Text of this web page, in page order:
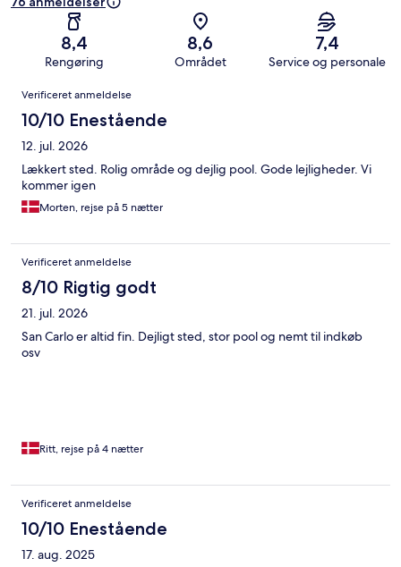
8,4
Rengøring
8,6
Området
7,4
Service og personale
Anmeldelser
Verificeret anmeldelse
10/10 Enestående
12. jul. 2026
Lækkert sted. Rolig område og dejlig pool. Gode lejligheder. Vi
kommer igen
Morten, rejse på 5 nætter
Verificeret anmeldelse
8/10 Rigtig godt
21. jul. 2026
San Carlo er altid fin. Dejligt sted, stor pool og nemt til indkøb
osv
Ritt, rejse på 4 nætter
Verificeret anmeldelse
10/10 Enestående
17. aug. 2025